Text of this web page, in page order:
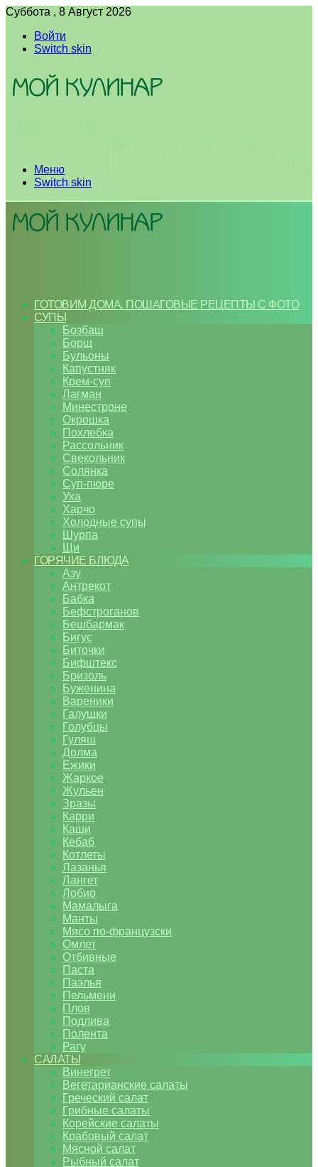
Суббота , 8 Август 2026
Войти
Switch skin
Меню
Switch skin
ГОТОВИМ ДОМА. ПОШАГОВЫЕ РЕЦЕПТЫ С ФОТО
СУПЫ
Бозбаш
Борщ
Бульоны
Капустняк
Крем-суп
Лагман
Минестроне
Окрошка
Похлебка
Рассольник
Свекольник
Солянка
Суп-пюре
Уха
Харчо
Холодные супы
Шурпа
Щи
ГОРЯЧИЕ БЛЮДА
Азу
Антрекот
Бабка
Бефстроганов
Бешбармак
Бигус
Биточки
Бифштекс
Бризоль
Буженина
Вареники
Галушки
Голубцы
Гуляш
Долма
Ежики
Жаркое
Жульен
Зразы
Карри
Каши
Кебаб
Котлеты
Лазанья
Лангет
Лобио
Мамалыга
Манты
Мясо по-французски
Омлет
Отбивные
Паста
Паэлья
Пельмени
Плов
Подлива
Полента
Рагу
САЛАТЫ
Винегрет
Вегетарианские салаты
Греческий салат
Грибные салаты
Корейские салаты
Крабовый салат
Мясной салат
Рыбный салат